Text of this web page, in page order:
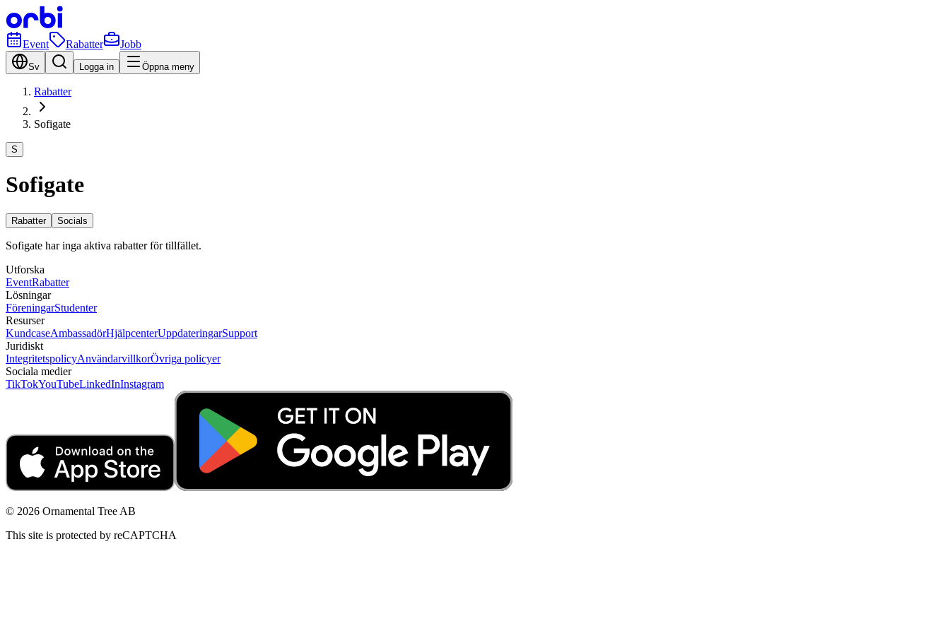
Event Rabatter Jobb
Sv Logga in Öppna meny
Rabatter
Sofigate
S
Sofigate
Rabatter Socials
Sofigate har inga aktiva rabatter för tillfället.
Utforska
EventRabatter
Lösningar
FöreningarStudenter
Resurser
KundcaseAmbassadörHjälpcenterUppdateringarSupport
Juridiskt
IntegritetspolicyAnvändarvillkorÖvriga policyer
Sociala medier
TikTokYouTubeLinkedInInstagram
© 2026 Ornamental Tree AB
This site is protected by reCAPTCHA